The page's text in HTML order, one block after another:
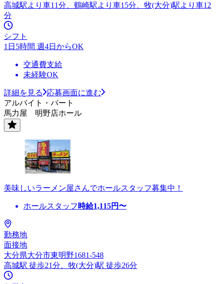
高城駅より車11分、鶴崎駅より車15分、牧(大分)駅より車12
分
シフト
1日5時間 週4日からOK
交通費支給
未経験OK
詳細を見る
応募画面に進む
アルバイト・パート
馬力屋 明野店ホール
美味しいラーメン屋さんでホールスタッフ募集中！
ホールスタッフ 時給1,115円〜
勤務地
面接地
大分県大分市東明野1681-548
高城駅 徒歩21分、牧(大分)駅 徒歩26分